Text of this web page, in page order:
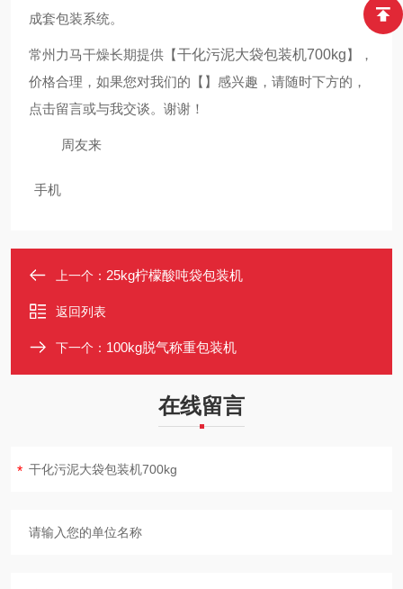
成套包装系统。
常州力马干燥长期提供 【干化污泥大袋包装机700kg】
，
价格合理，如果您对我们的 【 】 感兴趣，请随时下方的，
点击留言或与我交谈。谢谢！
周友来
手机
上一个： 25kg柠檬酸吨袋包装机
返回列表
下一个： 100kg脱气称重包装机
在线留言